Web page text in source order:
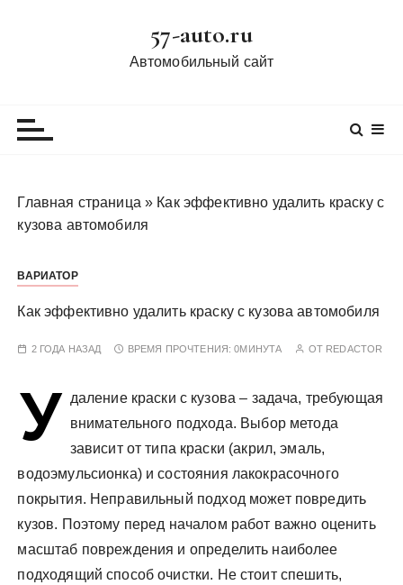
57-auto.ru
Автомобильный сайт
Главная страница » Как эффективно удалить краску с
кузова автомобиля
ВАРИАТОР
Как эффективно удалить краску с кузова автомобиля
2 ГОДА НАЗАД ВРЕМЯ ПРОЧТЕНИЯ:0МИНУТА ОТ REDACTOR
У даление краски с кузова – задача, требующая
внимательного подхода. Выбор метода
зависит от типа краски (акрил, эмаль,
водоэмульсионка) и состояния лакокрасочного
покрытия. Неправильный подход может повредить
кузов. Поэтому перед началом работ важно оценить
масштаб повреждения и определить наиболее
подходящий способ очистки. Не стоит спешить,